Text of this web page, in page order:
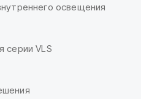
освещения
серии VLS